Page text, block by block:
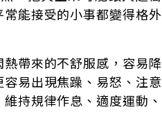
能接受的小事都變得格外
帶來的不舒服感，容易降
易出現焦躁、易怒、注意
持規律作息、適度運動、